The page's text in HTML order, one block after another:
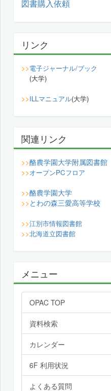
図書購入依頼
リンク
>>電子ジャーナル/ブック
(大学)
>>ILLマニュアル(大学)
関連リンク
>>酪農学園大学附属図書館
>>オープンPCフロア
>>酪農学園大学
>> とわの森三愛高等学校
>>江別市情報図書館
>>北海道立図書館
メニュー
OPAC TOP
資料検索
カレンダー
6F 利用状況
よくある質問